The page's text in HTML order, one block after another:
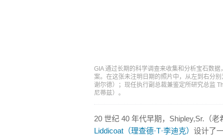
GIA 通过长期的科学调查来收集和分析宝石数
案。在这张未注明日期的照片中，从左到右分
谢尔德）；现任执行副总裁兼鉴定所研究总监
尼蒂兹）。
20 世纪 40 年代早期，Shipley,Sr.（
Liddicoat（理查德·T·李迪克） 设计了